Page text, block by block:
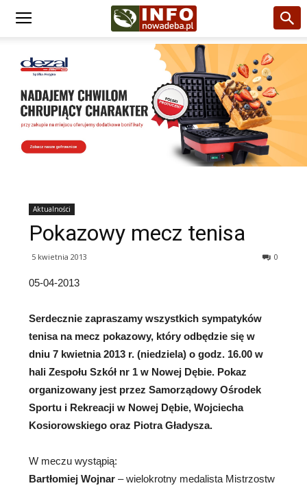
Aktualności
Pokazowy mecz tenisa
5 kwietnia 2013 0
05-04-2013
Serdecznie zapraszamy wszystkich sympatyków
tenisa na mecz pokazowy, który odbędzie się w
dniu 7 kwietnia 2013 r. (niedziela) o godz. 16.00 w
hali Zespołu Szkół nr 1 w Nowej Dębie. Pokaz
organizowany jest przez Samorządowy Ośrodek
Sportu i Rekreacji w Nowej Dębie, Wojciecha
Kosiorowskiego oraz Piotra Gładysza.
W meczu wystąpią:
Bartłomiej Wojnar – wielokrotny medalista Mistrzostw